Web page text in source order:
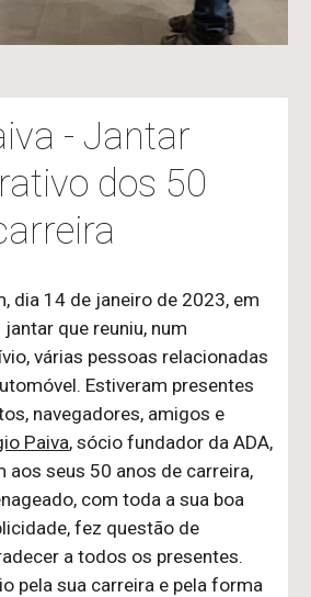
- Jantar
dos 50
dia 14 de janeiro de 2023, em
que reuniu, num
várias pessoas relacionadas
Estiveram presentes
navegadores, amigos e
Paiva, sócio fundador da ADA,
aos seus 50 anos de carreira,
com toda a sua boa
fez questão de
a todos os presentes.
pela sua carreira e pela forma